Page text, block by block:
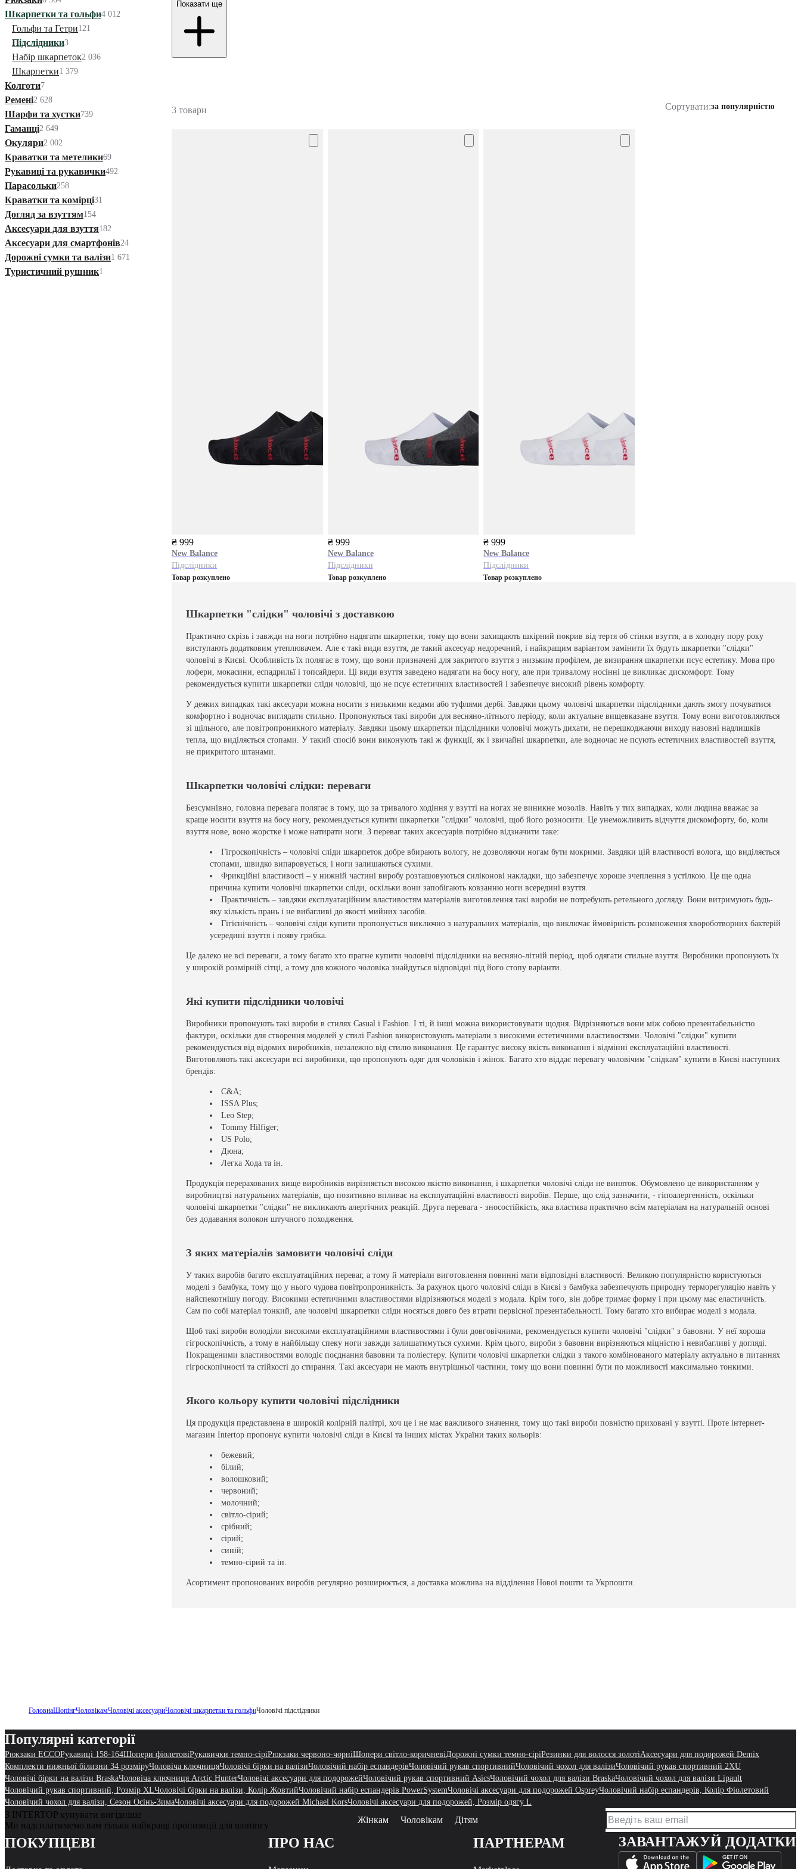
Шкарпетки та гольфи4 012
Гольфи та Гетри121
Підслідники3
Набір шкарпеток2 036
Шкарпетки1 379
Колготи7
Ремені2 628
Шарфи та хустки739
Гаманці2 649
Окуляри2 002
Краватки та метелики69
Рукавиці та рукавички492
Парасольки258
Краватки та комірці31
Догляд за взуттям154
Аксесуари для взуття182
Аксесуари для смартфонів24
Дорожні сумки та валізи1 671
Туристичний рушник1
Показати ще
3 товари Сортувати:за популярністю
₴ 999
New Balance
Підслідники
Товар розкуплено
₴ 999
New Balance
Підслідники
Товар розкуплено
₴ 999
New Balance
Підслідники
Товар розкуплено
Шкарпетки "слідки" чоловічі з доставкою
Практично скрізь і завжди на ноги потрібно надягати шкарпетки, тому що вони захищають шкірний покрив від тертя об стінки взуття, а в холодну пору року
виступають додатковим утеплювачем. Але є такі види взуття, де такий аксесуар недоречний, і найкращим варіантом замінити їх будуть шкарпетки "слідки"
чоловічі в Києві. Особливість їх полягає в тому, що вони призначені для закритого взуття з низьким профілем, де визирання шкарпетки псує естетику. Мова про
лофери, мокасини, еспадрильї і топсайдери. Ці види взуття заведено надягати на босу ногу, але при тривалому носінні це викликає дискомфорт. Тому
рекомендується купити шкарпетки сліди чоловічі, що не псує естетичних властивостей і забезпечує високий рівень комфорту.
У деяких випадках такі аксесуари можна носити з низькими кедами або туфлями дербі. Завдяки цьому чоловічі шкарпетки підслідники дають змогу почуватися
комфортно і водночас виглядати стильно. Пропонуються такі вироби для весняно-літнього періоду, коли актуальне вищевказане взуття. Тому вони виготовляються
зі щільного, але повітропроникного матеріалу. Завдяки цьому шкарпетки підслідники чоловічі можуть дихати, не перешкоджаючи виходу назовні надлишків
тепла, що виділяється стопами. У такий спосіб вони виконують такі ж функції, як і звичайні шкарпетки, але водночас не псують естетичних властивостей взуття,
не прикритого штанами.
Шкарпетки чоловічі слідки: переваги
Безсумнівно, головна перевага полягає в тому, що за тривалого ходіння у взутті на ногах не виникне мозолів. Навіть у тих випадках, коли людина вважає за
краще носити взуття на босу ногу, рекомендується купити шкарпетки "слідки" чоловічі, щоб його розносити. Це унеможливить відчуття дискомфорту, бо, коли
взуття нове, воно жорстке і може натирати ноги. З переваг таких аксесуарів потрібно відзначити таке:
Гігроскопічність – чоловічі сліди шкарпеток добре вбирають вологу, не дозволяючи ногам бути мокрими. Завдяки цій властивості волога, що виділяється
стопами, швидко випаровується, і ноги залишаються сухими.
Фрикційні властивості – у нижній частині виробу розташовуються силіконові накладки, що забезпечує хороше зчеплення з устілкою. Це ще одна
причина купити чоловічі шкарпетки сліди, оскільки вони запобігають ковзанню ноги всередині взуття.
Практичність – завдяки експлуатаційним властивостям матеріалів виготовлення такі вироби не потребують ретельного догляду. Вони витримують будь-
яку кількість прань і не вибагливі до якості мийних засобів.
Гігієнічність – чоловічі сліди купити пропонується виключно з натуральних матеріалів, що виключає ймовірність розмноження хвороботворних бактерій
усередині взуття і появу грибка.
Це далеко не всі переваги, а тому багато хто прагне купити чоловічі підслідники на весняно-літній період, щоб одягати стильне взуття. Виробники пропонують їх
у широкій розмірній сітці, а тому для кожного чоловіка знайдуться відповідні під його стопу варіанти.
Які купити підслідники чоловічі
Виробники пропонують такі вироби в стилях Casual і Fashion. І ті, й інші можна використовувати щодня. Відрізняються вони між собою презентабельністю
фактури, оскільки для створення моделей у стилі Fashion використовують матеріали з високими естетичними властивостями. Чоловічі "слідки" купити
рекомендується від відомих виробників, незалежно від стилю виконання. Це гарантує високу якість виконання і відмінні експлуатаційні властивості.
Виготовляють такі аксесуари всі виробники, що пропонують одяг для чоловіків і жінок. Багато хто віддає перевагу чоловічим "слідкам" купити в Києві наступних
брендів:
C&A;
ISSA Plus;
Leo Step;
Tommy Hilfiger;
US Polo;
Дюна;
Легка Хода та ін.
Продукція перерахованих вище виробників вирізняється високою якістю виконання, і шкарпетки чоловічі сліди не виняток. Обумовлено це використанням у
виробництві натуральних матеріалів, що позитивно впливає на експлуатаційні властивості виробів. Перше, що слід зазначити, - гіпоалергенність, оскільки
чоловічі шкарпетки "слідки" не викликають алергічних реакцій. Друга перевага - зносостійкість, яка властива практично всім матеріалам на натуральній основі
без додавання волокон штучного походження.
З яких матеріалів замовити чоловічі сліди
У таких виробів багато експлуатаційних переваг, а тому й матеріали виготовлення повинні мати відповідні властивості. Великою популярністю користуються
моделі з бамбука, тому що у нього чудова повітропроникність. За рахунок цього чоловічі сліди в Києві з бамбука забезпечують природну терморегуляцію навіть у
найспекотнішу погоду. Високими естетичними властивостями відрізняються моделі з модала. Крім того, він добре тримає форму і при цьому має еластичність.
Сам по собі матеріал тонкий, але чоловічі шкарпетки сліди носяться довго без втрати первісної презентабельності. Тому багато хто вибирає моделі з модала.
Щоб такі вироби володіли високими експлуатаційними властивостями і були довговічними, рекомендується купити чоловічі "слідки" з бавовни. У неї хороша
гігроскопічність, а тому в найбільшу спеку ноги завжди залишатимуться сухими. Крім цього, вироби з бавовни вирізняються міцністю і невибагливі у догляді.
Покращеними властивостями володіє поєднання бавовни та поліестеру. Купити чоловічі шкарпетки слідки з такого комбінованого матеріалу актуально в питаннях
гігроскопічності та стійкості до стирання. Такі аксесуари не мають внутрішньої частини, тому що вони повинні бути по можливості максимально тонкими.
Якого кольору купити чоловічі підслідники
Ця продукція представлена в широкій колірній палітрі, хоч це і не має важливого значення, тому що такі вироби повністю приховані у взутті. Проте інтернет-
магазин Intertop пропонує купити чоловічі сліди в Києві та інших містах України таких кольорів:
бежевий;
білий;
волошковий;
червоний;
молочний;
світло-сірий;
срібний;
сірий;
синій;
темно-сірий та ін.
Асортимент пропонованих виробів регулярно розширюється, а доставка можлива на відділення Нової пошти та Укрпошти.
ГоловнаШопінгЧоловікамЧоловічі аксесуариЧоловічі шкарпетки та гольфиЧоловічі підслідники
Популярні категорії
Рюкзаки ECCOРукавиці 158-164Шопери фіолетовіРукавички темно-сіріРюкзаки червоно-чорніШопери світло-коричневіДорожні сумки темно-сіріРезинки для волосся золотіАксесуари для подорожей Demix
Комплекти нижньої білизни 34 розміруЧоловіча ключницяЧоловічі бірки на валізиЧоловічий набір еспандерівЧоловічий рукав спортивнийЧоловічий чохол для валізиЧоловічий рукав спортивний 2XU
Чоловічі бірки на валізи BraskaЧоловіча ключниця Arctic HunterЧоловічі аксесуари для подорожейЧоловічий рукав спортивний AsicsЧоловічий чохол для валізи BraskaЧоловічий чохол для валізи Lipault
Чоловічий рукав спортивний, Розмір XLЧоловічі бірки на валізи, Колір ЖовтийЧоловічий набір еспандерів PowerSystemЧоловічі аксесуари для подорожей OspreyЧоловічий набір еспандерів, Колір Фіолетовий
Чоловічий чохол для валізи, Сезон Осінь-ЗимаЧоловічі аксесуари для подорожей Michael KorsЧоловічі аксесуари для подорожей, Розмір одягу L
З INTERTOP купувати вигідніше
Ми надсилатимемо вам тільки найкращі пропозиції для шопінгу
Жінкам Чоловікам Дітям
ПОКУПЦЕВІ ПРО НАС ПАРТНЕРАМ ЗАВАНТАЖУЙ ДОДАТКИ